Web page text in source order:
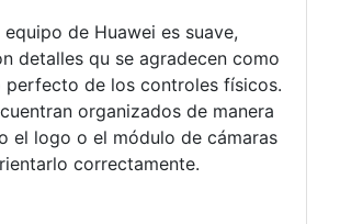
de Huawei es suave,
detalles qu se agradecen como
perfecto de los controles físicos.
organizados de manera
el logo o el módulo de cámaras
correctamente.